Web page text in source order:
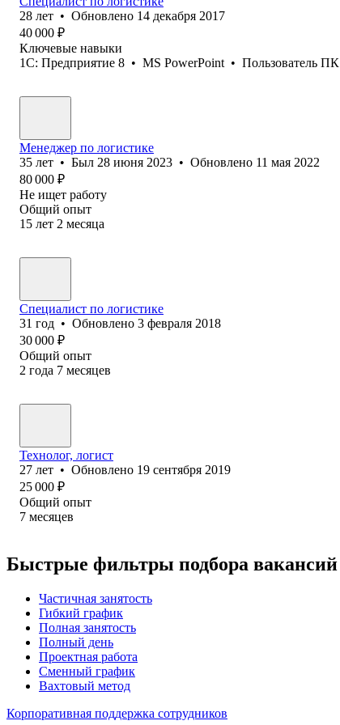
28 лет • Обновлено 14 декабря 2017
40 000 ₽
Ключевые навыки
1С: Предприятие 8 • MS PowerPoint • Пользователь ПК
Менеджер по логистике
35 лет • Был 28 июня 2023 • Обновлено 11 мая 2022
80 000 ₽
Не ищет работу
Общий опыт
15 лет 2 месяца
Специалист по логистике
31 год • Обновлено 3 февраля 2018
30 000 ₽
Общий опыт
2 года 7 месяцев
Технолог, логист
27 лет • Обновлено 19 сентября 2019
25 000 ₽
Общий опыт
7 месяцев
Быстрые фильтры подбора вакансий
Частичная занятость
Гибкий график
Полная занятость
Полный день
Проектная работа
Сменный график
Вахтовый метод
Корпоративная поддержка сотрудников